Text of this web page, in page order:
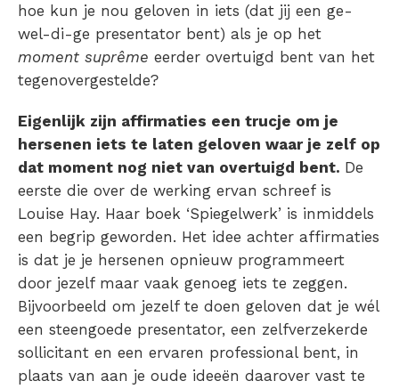
hoe kun je nou geloven in iets (dat jij een ge-
wel-di-ge presentator bent) als je op het
moment suprême eerder overtuigd bent van het
tegenovergestelde?
Eigenlijk zijn affirmaties een trucje om je
hersenen iets te laten geloven waar je zelf op
dat moment nog niet van overtuigd bent. De
eerste die over de werking ervan schreef is
Louise Hay. Haar boek ‘Spiegelwerk’ is inmiddels
een begrip geworden. Het idee achter affirmaties
is dat je je hersenen opnieuw programmeert
door jezelf maar vaak genoeg iets te zeggen.
Bijvoorbeeld om jezelf te doen geloven dat je wél
een steengoede presentator, een zelfverzekerde
sollicitant en een ervaren professional bent, in
plaats van aan je oude ideeën daarover vast te